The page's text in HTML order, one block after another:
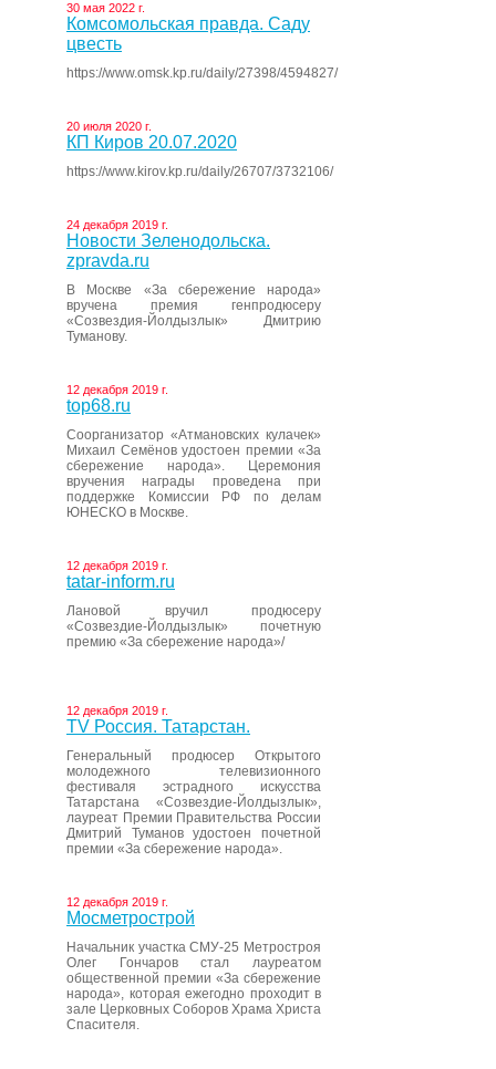
30 мая 2022 г.
Комсомольская правда. Саду
цвесть
https://www.omsk.kp.ru/daily/27398/4594827/
20 июля 2020 г.
КП Киров 20.07.2020
https://www.kirov.kp.ru/daily/26707/3732106/
24 декабря 2019 г.
Новости Зеленодольска.
zpravda.ru
В Москве «За сбережение народа»
вручена премия генпродюсеру
«Созвездия-Йолдызлык» Дмитрию
Туманову.
12 декабря 2019 г.
top68.ru
Соорганизатор «Атмановских кулачек»
Михаил Семёнов удостоен премии «За
сбережение народа». Церемония
вручения награды проведена при
поддержке Комиссии РФ по делам
ЮНЕСКО в Москве.
12 декабря 2019 г.
tatar-inform.ru
Лановой вручил продюсеру
«Созвездие-Йолдызлык» почетную
премию «За сбережение народа»/
12 декабря 2019 г.
ТV Россия. Татарстан.
Генеральный продюсер Открытого
молодежного телевизионного
фестиваля эстрадного искусства
Татарстана «Созвездие-Йолдызлык»,
лауреат Премии Правительства России
Дмитрий Туманов удостоен почетной
премии «За сбережение народа».
12 декабря 2019 г.
Мосметрострой
Начальник участка СМУ-25 Метростроя
Олег Гончаров стал лауреатом
общественной премии «За сбережение
народа», которая ежегодно проходит в
зале Церковных Соборов Храма Христа
Спасителя.